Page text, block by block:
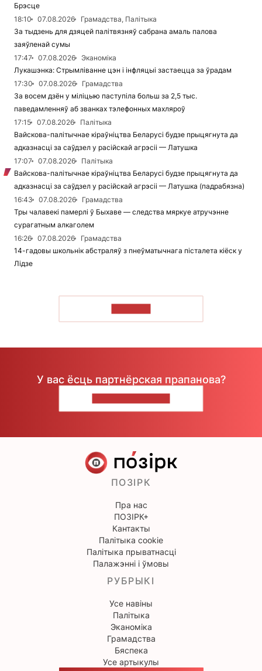
Брэсце
18:10
07.08.2026
Грамадства, Палітыка
За тыдзень для дзяцей палітвязняў сабрана амаль палова
заяўленай сумы
17:47
07.08.2026
Эканоміка
Лукашэнка: Стрымліванне цэн і інфляцыі застаецца за ўрадам
17:30
07.08.2026
Грамадства
За восем дзён у міліцыю паступіла больш за 2,5 тыс.
паведамленняў аб званках тэлефонных махляроў
17:15
07.08.2026
Палітыка
Вайскова-палітычнае кіраўніцтва Беларусі будзе прыцягнута да
адказнасці за саўдзел у расійскай агрэсіі — Латушка
17:07
07.08.2026
Палітыка
Вайскова-палітычнае кіраўніцтва Беларусі будзе прыцягнута да
адказнасці за саўдзел у расійскай агрэсіі — Латушка (падрабязна)
16:43
07.08.2026
Грамадства
Тры чалавекі памерлі ў Быхаве — следства мяркуе атручэнне
сурагатным алкаголем
16:26
07.08.2026
Грамадства
14-гадовы школьнік абстраляў з пнеўматычнага пісталета кіёск у
Лідзе
У вас ёсць партнёрская прапанова?
ПОЗІРК
Пра нас
ПОЗІРК+
Кантакты
Палітыка cookie
Палітыка прыватнасці
Палажэнні і ўмовы
РУБРЫКІ
Усе навіны
Палітыка
Эканоміка
Грамадства
Бяспека
Усе артыкулы